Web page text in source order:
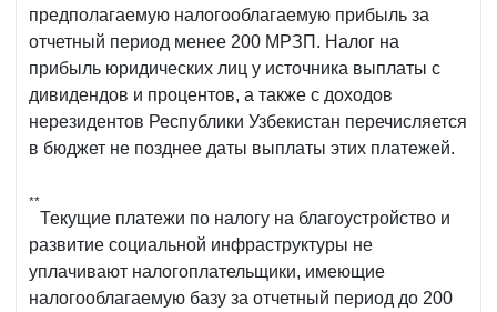
предполагаемую налогооблагаемую прибыль за
отчетный период менее 200 МРЗП. Налог на
прибыль юридических лиц у источника выплаты с
дивидендов и процентов, а также с доходов
нерезидентов Республики Узбекистан перечисляется
в бюджет не позднее даты выплаты этих платежей.
**
Текущие платежи по налогу на благоустройство и
развитие социальной инфраструктуры не
уплачивают налогоплательщики, имеющие
налогооблагаемую базу за отчетный период до 200